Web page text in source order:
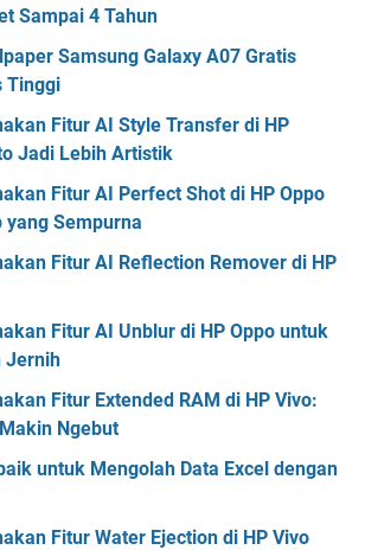
Sampai 4 Tahun
Samsung Galaxy A07 Gratis
Tinggi
Fitur AI Style Transfer di HP
Jadi Lebih Artistik
Fitur AI Perfect Shot di HP Oppo
yang Sempurna
Fitur AI Reflection Remover di HP
Fitur AI Unblur di HP Oppo untuk
Jernih
Fitur Extended RAM di HP Vivo:
Ngebut
untuk Mengolah Data Excel dengan
Fitur Water Ejection di HP Vivo